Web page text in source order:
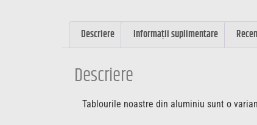
Descriere Informații suplimentare
Descriere
Tablourile noastre din aluminiu sunt o